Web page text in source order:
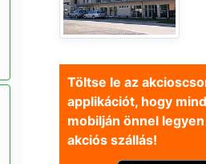
Töltse le az
applikációt, hogy
mobilján önnel
akciós szállás!